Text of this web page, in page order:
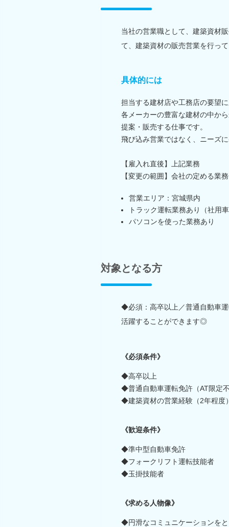
当社の営業職として、建築資材
て、建築資材の販売営業を行っ
具体的には
担当する建材店や工務店の要望
各メーカーの豊富な建材の中か
提案・販売する仕事です。
飛び込み営業ではなく、ニーズ
【雇入れ直後】上記業務
【変更の範囲】会社の定める業
営業エリア：宮城県内
トラック運転業務あり（社用
パソコンを使った業務あり
対象となる方
◆必須：高卒以上／普通自動車
活躍することができます◎
《必須条件》
◆高卒以上
◆普通自動車運転免許（AT限定
◆建築資材の営業経験（2年程度
《歓迎条件》
◆準中型自動車免許
◆フォークリフト運転技能者
◆玉掛技能者
《求める人物像》
◆円滑なコミュニケーションを